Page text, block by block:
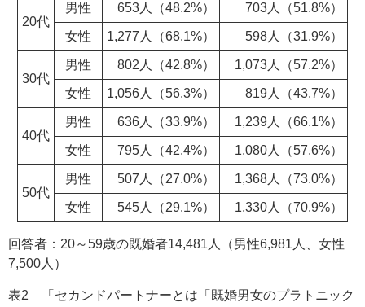
20代
男性 653人（48.2%） 703人（51.8%）
女性 1,277人（68.1%） 598人（31.9%）
30代
男性 802人（42.8%） 1,073人（57.2%）
女性 1,056人（56.3%） 819人（43.7%）
40代
男性 636人（33.9%） 1,239人（66.1%）
女性 795人（42.4%） 1,080人（57.6%）
50代
男性 507人（27.0%） 1,368人（73.0%）
女性 545人（29.1%） 1,330人（70.9%）
回答者：20～59歳の既婚者14,481人（男性6,981人、女性
7,500人）
表2 「セカンドパートナーとは「既婚男女のプラトニック